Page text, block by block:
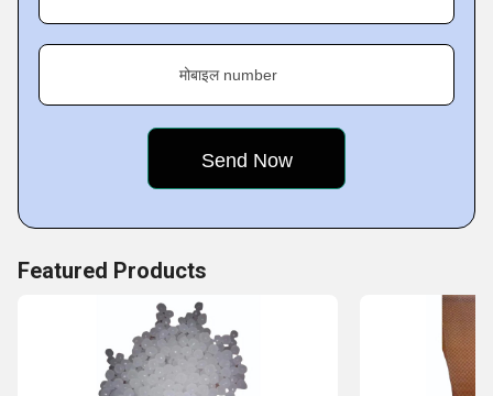
मोबाइल number
Featured Products